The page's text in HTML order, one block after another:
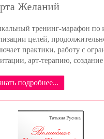
Желаний
тренинг-марафон
целей,
практики, работу с
арт-терапию,
подробнее...